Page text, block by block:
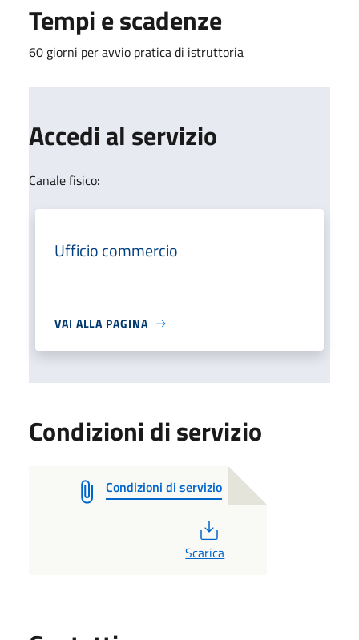
Tempi e scadenze
60 giorni per avvio pratica di istruttoria
Accedi al servizio
Canale fisico:
Ufficio commercio
VAI ALLA PAGINA
Condizioni di servizio
Condizioni di servizio
Scarica